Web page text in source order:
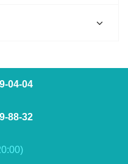
04-04
88-32